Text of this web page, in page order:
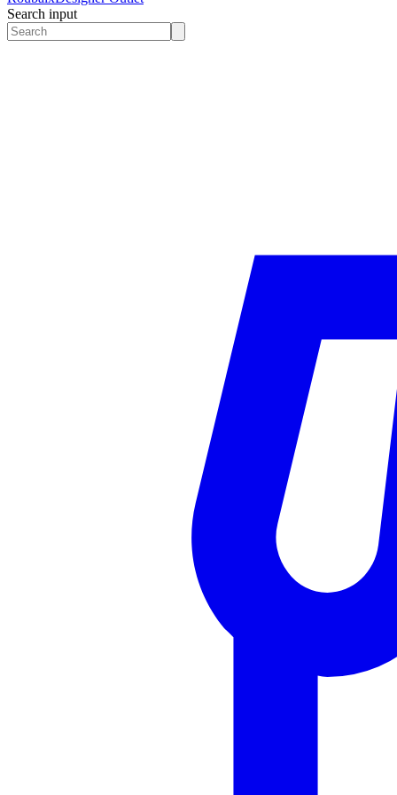
Search input